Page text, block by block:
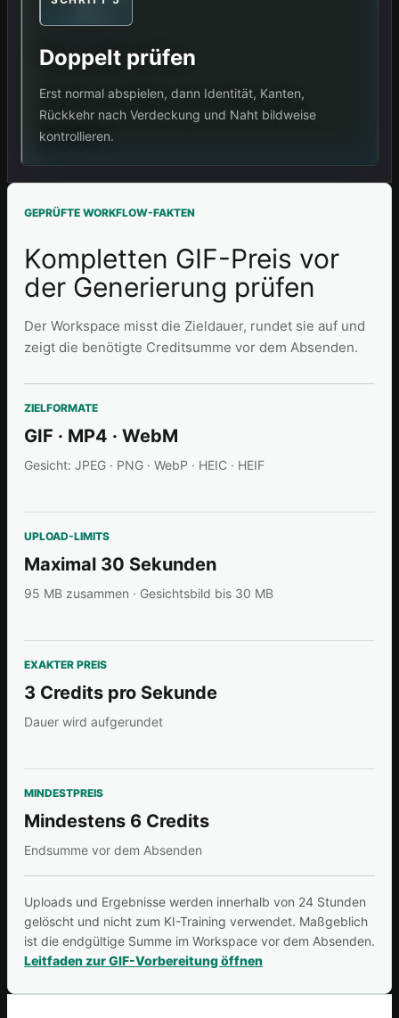
Doppelt prüfen
Erst normal abspielen, dann Identität, Kanten,
Rückkehr nach Verdeckung und Naht bildweise
kontrollieren.
GEPRÜFTE WORKFLOW-FAKTEN
Kompletten GIF-Preis vor
der Generierung prüfen
Der Workspace misst die Zieldauer, rundet sie auf und
zeigt die benötigte Creditsumme vor dem Absenden.
ZIELFORMATE
GIF · MP4 · WebM
Gesicht: JPEG · PNG · WebP · HEIC · HEIF
UPLOAD-LIMITS
Maximal 30 Sekunden
95 MB zusammen · Gesichtsbild bis 30 MB
EXAKTER PREIS
3 Credits pro Sekunde
Dauer wird aufgerundet
MINDESTPREIS
Mindestens 6 Credits
Endsumme vor dem Absenden
Uploads und Ergebnisse werden innerhalb von 24 Stunden
gelöscht und nicht zum KI-Training verwendet. Maßgeblich
ist die endgültige Summe im Workspace vor dem Absenden.
Leitfaden zur GIF-Vorbereitung öffnen